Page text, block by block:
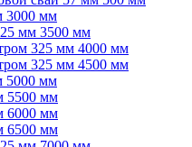
3000 мм
мм 3500 мм
325 мм 4000 мм
325 мм 4500 мм
5000 мм
5500 мм
6000 мм
6500 мм